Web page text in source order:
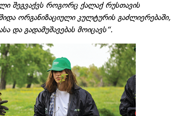
შეგვაქვს როგორც ქალაქ რუსთავის
შიდა ორგანიზაციული კულტურის გაძლიერებაში,
და გადამუშავებას მოიცავს“.